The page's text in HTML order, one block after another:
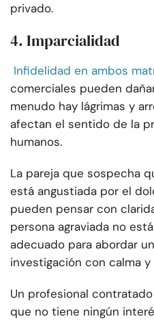
privado.
4. Imparcialidad
Infidelidad en ambos
comerciales pueden
menudo hay lágrimas y
afectan el sentido de la
humanos.
La pareja que sospecha
está angustiada por el
pueden pensar con
persona agraviada no
adecuado para abordar
investigación con calma
Un profesional
que no tiene ningún